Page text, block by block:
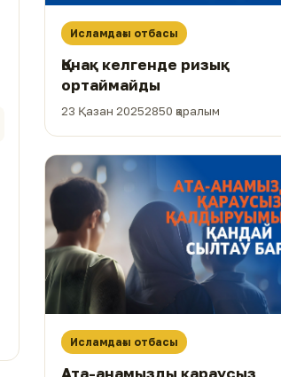
Исламдағы отбасы
Қонақ келгенде ризық
ортаймайды
23 Қазан 20252850 қаралым
Исламдағы отбасы
Ата-анамызды қараусыз